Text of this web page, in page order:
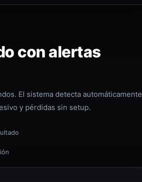
con alertas
El sistema detecta automáticamente
y pérdidas sin setup.